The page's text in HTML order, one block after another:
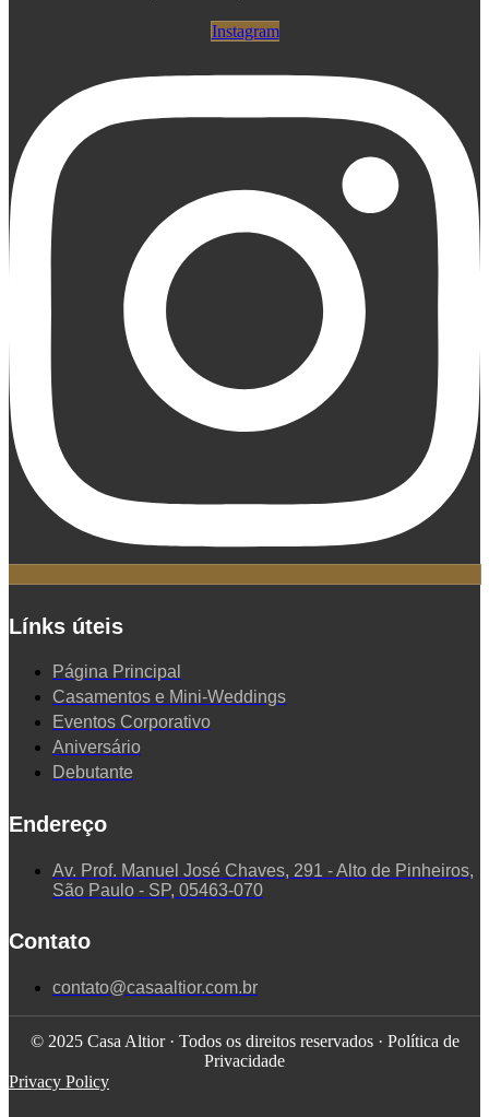
Instagram
Línks úteis
Página Principal
Casamentos e Mini-Weddings
Eventos Corporativo
Aniversário
Debutante
Endereço
Av. Prof. Manuel José Chaves, 291 - Alto de Pinheiros,
São Paulo - SP, 05463-070
Contato
contato@casaaltior.com.br
© 2025 Casa Altior · Todos os direitos reservados · Política de
Privacidade
Privacy Policy